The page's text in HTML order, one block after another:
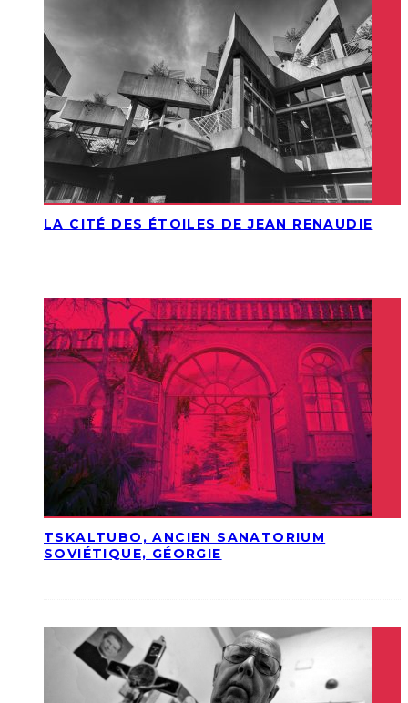
LA CITÉ DES ÉTOILES DE JEAN RENAUDIE
TSKALTUBO, ANCIEN SANATORIUM
SOVIÉTIQUE, GÉORGIE